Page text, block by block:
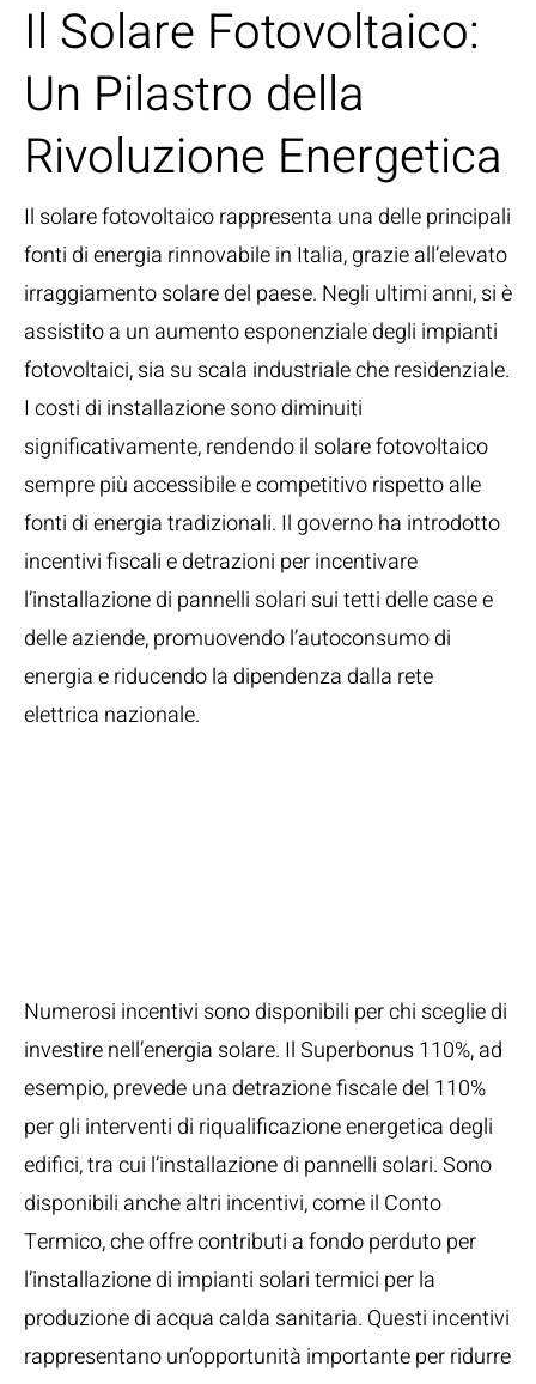
Il Solare Fotovoltaico:
Un Pilastro della
Rivoluzione Energetica
Il solare fotovoltaico rappresenta una delle principali
fonti di energia rinnovabile in Italia, grazie all’elevato
irraggiamento solare del paese. Negli ultimi anni, si è
assistito a un aumento esponenziale degli impianti
fotovoltaici, sia su scala industriale che residenziale.
I costi di installazione sono diminuiti
significativamente, rendendo il solare fotovoltaico
sempre più accessibile e competitivo rispetto alle
fonti di energia tradizionali. Il governo ha introdotto
incentivi fiscali e detrazioni per incentivare
l’installazione di pannelli solari sui tetti delle case e
delle aziende, promuovendo l’autoconsumo di
energia e riducendo la dipendenza dalla rete
elettrica nazionale.
Numerosi incentivi sono disponibili per chi sceglie di
investire nell’energia solare. Il Superbonus 110%, ad
esempio, prevede una detrazione fiscale del 110%
per gli interventi di riqualificazione energetica degli
edifici, tra cui l’installazione di pannelli solari. Sono
disponibili anche altri incentivi, come il Conto
Termico, che offre contributi a fondo perduto per
l’installazione di impianti solari termici per la
produzione di acqua calda sanitaria. Questi incentivi
rappresentano un’opportunità importante per ridurre